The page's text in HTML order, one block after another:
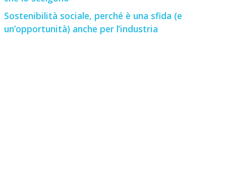
Sostenibilità sociale, perché è una sfida (e
un’opportunità) anche per l’industria